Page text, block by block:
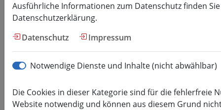
Forschung
Archiv
Ausführliche Informationen zum Datenschutz finden
Datenschutzerklärung.
Datenschutz
Impressum
Notwendige Dienste und Inhalte (nicht abwählbar)
Die Cookies in dieser Kategorie sind für die fehlerfreie
Website notwendig und können aus diesem Grund